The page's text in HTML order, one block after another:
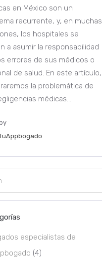
en México son un
recurrente, y, en muchas
los hospitales se
a asumir la responsabilidad
errores de sus médicos o
de salud. En este artículo,
la problemática de
médicas...
especialistas de
(4)